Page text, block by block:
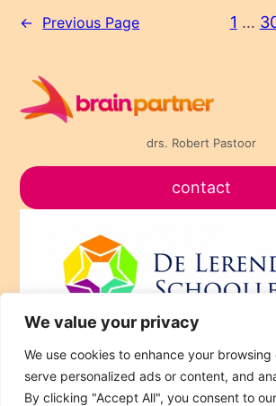
We value your privacy
We use cookies to enhance your browsing
serve personalized ads or content, and
By clicking "Accept All", you consent to
← Previous Page 1 …
drs. Robert Pastoor
contact
Brain PARTNERS